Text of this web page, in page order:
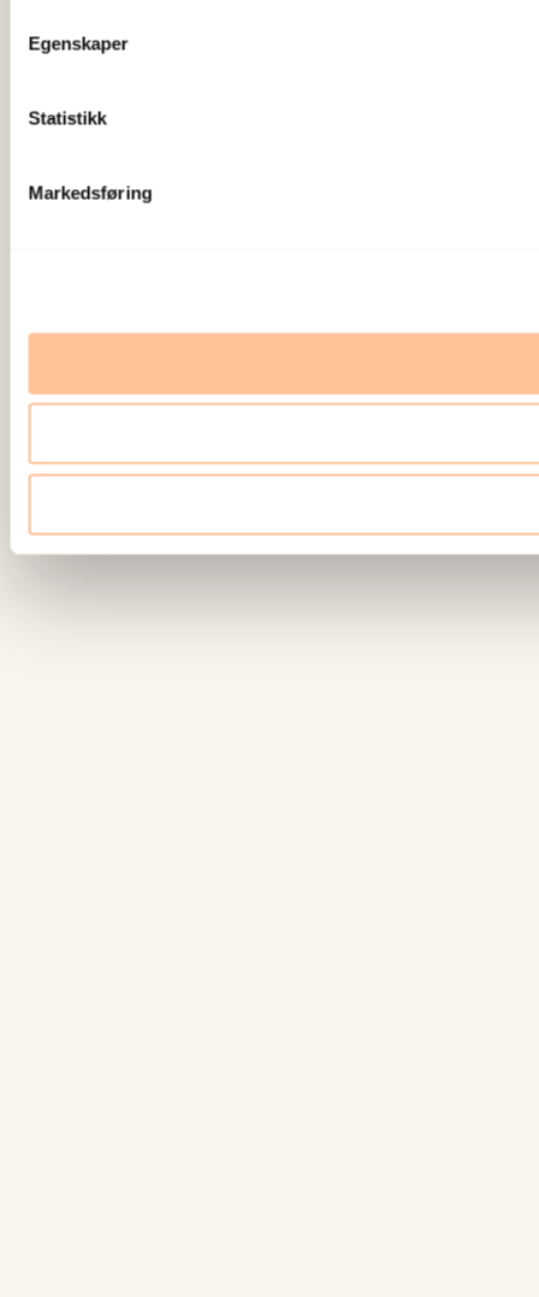
Egenskaper
Statistikk
Markedsføring